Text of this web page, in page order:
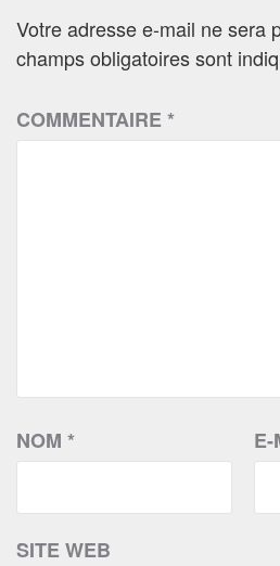
Votre adresse e-mail ne sera
champs obligatoires sont
COMMENTAIRE*
NOM * E-
SITE WEB